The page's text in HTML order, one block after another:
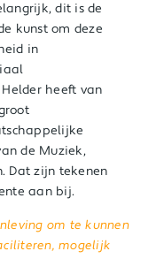
dit is de
kunst om deze
in
heeft van
de Muziek,
Dat zijn tekenen
aan bij.
om te kunnen
mogelijk